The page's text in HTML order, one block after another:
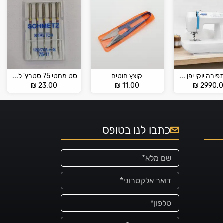
מכונת תפירה יוקי יפן JUKI HZL- 357
₪
קוצץ חוטים
₪ 11.00
סט מחטי 75 סטרץ' למכונת תפירה ביתית SCHMETZ
₪ 23.00
כתבו לנו בטופס